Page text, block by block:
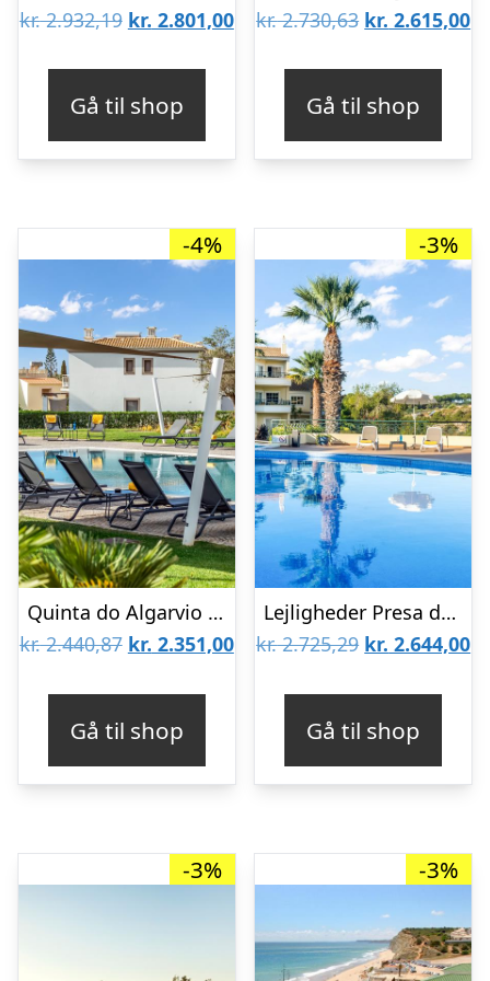
kr.2.932,19 Den
var:
kr. 2.932,19.
kr. 2.801,00Den
kr. 2.801,00.
Gå til shop
kr.2.730,63 Den
var:
kr. 2.730,63.
kr. 2.615,00
Gå til shop
-4%
Quinta do Algarvio Village
kr.2.440,87 Den
var:
kr. 2.440,87.
kr. 2.351,00Den
kr. 2.351,00.
Gå til shop
-3%
Lejligheder Presa de Moura – inkl. billeje
kr.2.725,29 Den
var:
kr. 2.725,29.
kr. 2.644,00
Gå til shop
-3% -3%